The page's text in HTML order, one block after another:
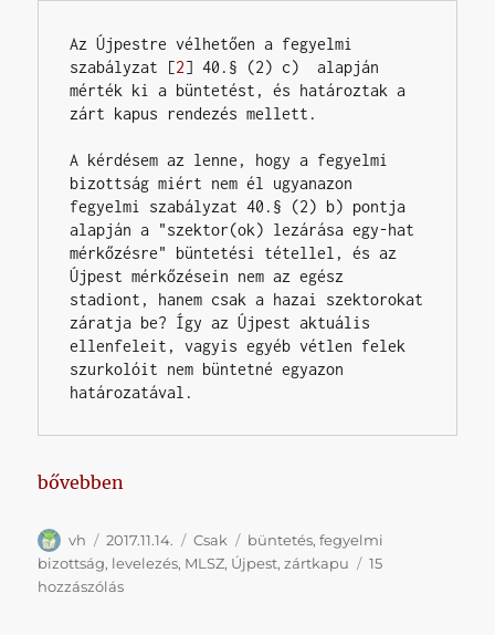
Az Újpestre vélhetően a fegyelmi
szabályzat [2] 40.§ (2) c)  alapján
mérték ki a büntetést, és határoztak a
zárt kapus rendezés mellett.
A kérdésem az lenne, hogy a fegyelmi
bizottság miért nem él ugyanazon
fegyelmi szabályzat 40.§ (2) b) pontja
alapján a "szektor(ok) lezárása egy-hat
mérkőzésre" büntetési tétellel, és az
Újpest mérkőzésein nem az egész
stadiont, hanem csak a hazai szektorokat
záratja be? Így az Újpest aktuális
ellenfeleit, vagyis egyéb vétlen felek
szurkolóit nem büntetné egyazon
határozatával.
„Válaszolt az MLSZ az újpesti zártkapuról feltett
bővebben
Szerző
vh Közzétéve
2017.11.14. Kategória
Csak Címke
büntetés,fegyelmi
bizottság, levelezés, MLSZ, Újpest,zártkapu
15
hozzászólásVálaszolt